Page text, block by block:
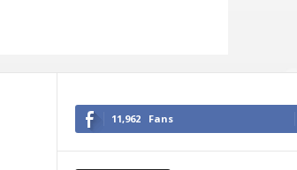
11,962 Fans